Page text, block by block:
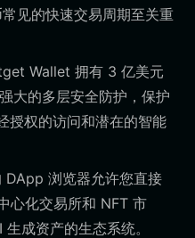
见的快速交易周期至关重
Wallet 拥有 3 亿美元
大的多层安全防护，保护
授权的访问和潜在的智能
DApp 浏览器允许您直接
心化交易所和 NFT 市
成资产的生态系统。